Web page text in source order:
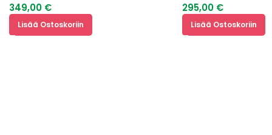
349,00 €
Lisää Ostoskoriin
295,00 €
Lisää Ostoskoriin